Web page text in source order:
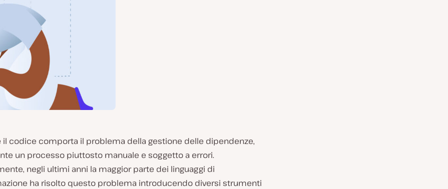
il codice comporta il problema della gestione delle dipendenze,
un processo piuttosto manuale e soggetto a errori.
negli ultimi anni la maggior parte dei linguaggi di
ha risolto questo problema introducendo diversi strumenti